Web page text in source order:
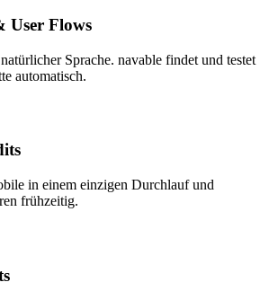
User Flows
Sprache. navable findet und testet
automatisch.
in einem einzigen Durchlauf und
frühzeitig.